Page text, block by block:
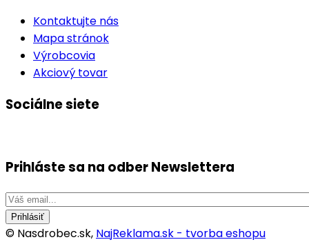
Kontaktujte nás
Mapa stránok
Výrobcovia
Akciový tovar
Sociálne siete
Prihláste sa na odberNewslettera
Prihlásiť
© Nasdrobec.sk, NajReklama.sk - tvorba eshopu